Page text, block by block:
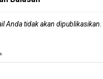
Anda tidak akan dipublikasikan.